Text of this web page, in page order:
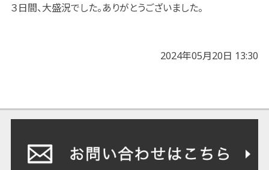
３日間、大盛況でした。ありがとうございました。
2024年05月20日 13:30